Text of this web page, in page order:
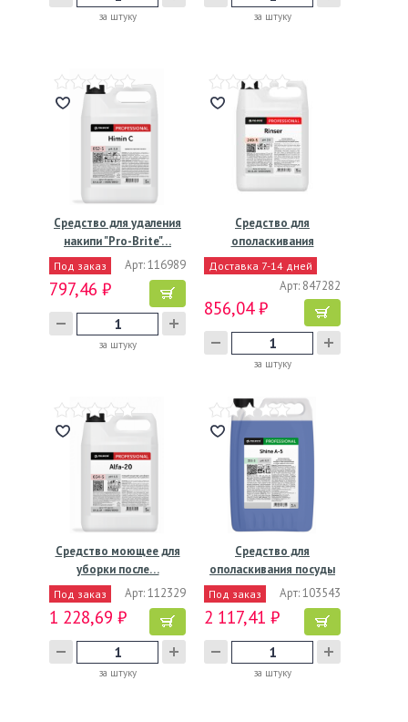
за штуку за штуку
Средство для удаления
накипи "Pro-Brite"…
Под заказ Арт: 116989
797,46 ₽
за штуку
Средство для
ополаскивания
пароконвектоматов…
Доставка 7-14 дней
Арт: 847282
856,04 ₽
за штуку
Средство моющее для
уборки после…
Под заказ Арт: 112329
1 228,69 ₽
за штуку
Средство для
ополаскивания посуды
в…
Под заказ Арт: 103543
2 117,41 ₽
за штуку